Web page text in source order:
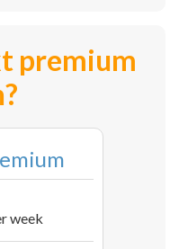
premium
week